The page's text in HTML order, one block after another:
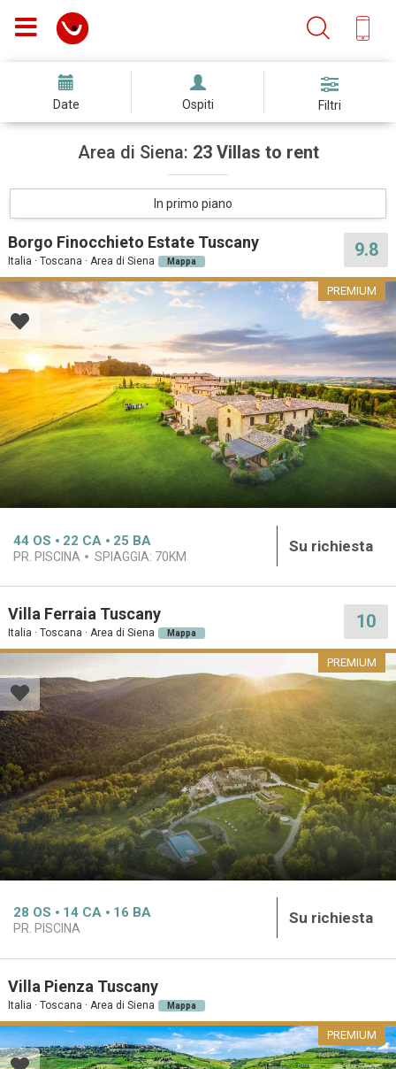
Date Ospiti Filtri
Area di Siena: 23 Villas to rent
In primo piano
Borgo Finocchieto Estate Tuscany
Italia · Toscana · Area di Siena Mappa
9.8
PREMIUM
44 OS 22 CA 25 BA
PR. PISCINA SPIAGGIA: 70KM
Su richiesta
Villa Ferraia Tuscany
Italia · Toscana · Area di Siena Mappa
10
PREMIUM
28 OS 14 CA 16 BA
PR. PISCINA
Su richiesta
Villa Pienza Tuscany
Italia · Toscana · Area di Siena Mappa
PREMIUM